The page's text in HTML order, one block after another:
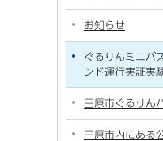
お知らせ
ぐるりんミニバ
ンド運行実証実
田原市ぐるりん
田原市内にある